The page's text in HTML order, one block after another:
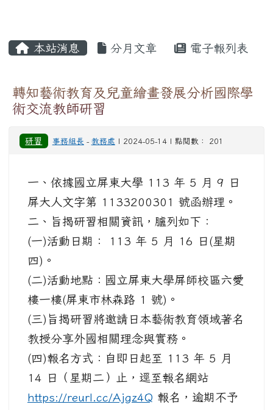
本站消息 分月文章 電子報列表
轉知藝術教育及兒童繪畫發展分析國際學
術交流教師研習
研習 事務組長 - 教務處 | 2024-05-14 | 點閱數： 201
一、依據國立屏東大學 113 年 5 月 9 日
屏大人文字第 1133200301 號函辦理。
二、旨揭研習相關資訊，臚列如下：
(一)活動日期： 113 年 5 月 16 日(星期
四)。
(二)活動地點：國立屏東大學屏師校區六愛
樓一樓(屏東市林森路 1 號)。
(三)旨揭研習將邀請日本藝術教育領域著名
教授分享外國相關理念與實務。
(四)報名方式：自即日起至 113 年 5 月
14 日（星期二）止，逕至報名網站
https://reurl.cc/Ajgz4Q 報名，逾期不予